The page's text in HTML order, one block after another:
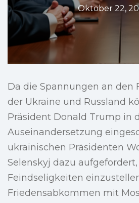
Oktober 22,
Da die Spannungen an den
der Ukraine und Russland
Präsident Donald Trump in
Auseinandersetzung
ukrainischen Präsidenten
Selenskyj dazu
Feindseligkeiten
Friedensabkommen mit